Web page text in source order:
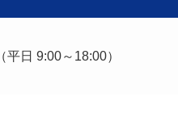
（平日 9:00～18:00）